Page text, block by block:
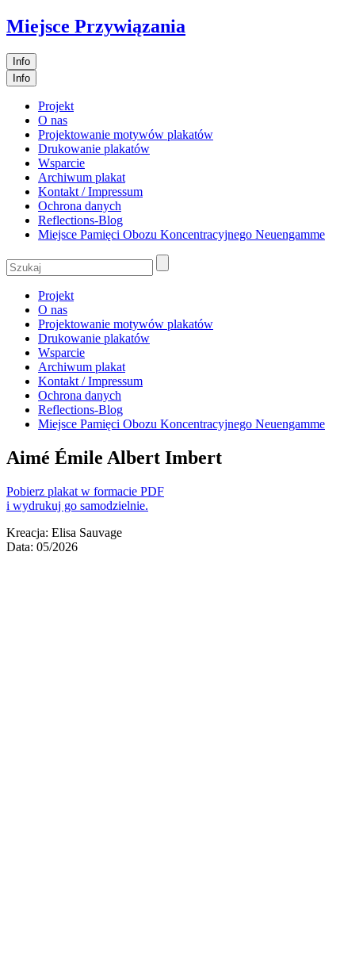
Miejsce Przywiązania
Info
Info
Projekt
O nas
Projektowanie motywów plakatów
Drukowanie plakatów
Wsparcie
Archiwum plakat
Kontakt / Impressum
Ochrona danych
Reflections-Blog
Miejsce Pamięci Obozu Koncentracyjnego Neuengamme
Projekt
O nas
Projektowanie motywów plakatów
Drukowanie plakatów
Wsparcie
Archiwum plakat
Kontakt / Impressum
Ochrona danych
Reflections-Blog
Miejsce Pamięci Obozu Koncentracyjnego Neuengamme
Aimé Émile Albert Imbert
Pobierz plakat w formacie PDF
i wydrukuj go samodzielnie.
Kreacja: Elisa Sauvage
Data: 05/2026